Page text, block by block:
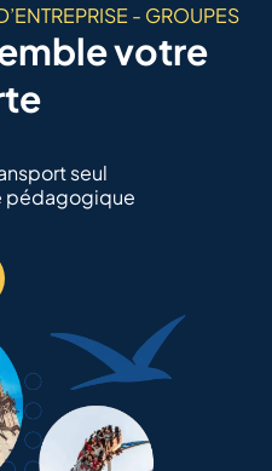
- GROUPES
votre
seul
pédagogique